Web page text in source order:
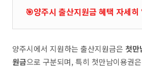
🎯양주시 출산지원금 혜택 자세히
양주시에서 지원하는 출산지원금은 첫만
원금으로 구분되며, 특히 첫만남이용권